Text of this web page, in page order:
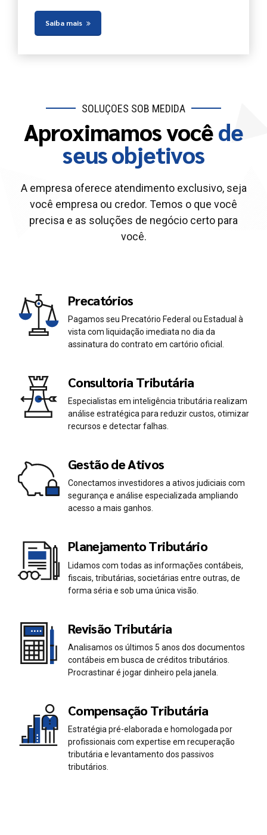
Saiba mais
SOLUÇÕES SOB MEDIDA
Aproximamos vocêde
seus objetivos
A empresa oferece atendimento exclusivo, seja
você empresa ou credor. Temos o que você
precisa e as soluções de negócio certo para
você.
Precatórios
Pagamos seu Precatório Federal ou Estadual à
vista com liquidação imediata no dia da
assinatura do contrato em cartório oficial.
Consultoria Tributária
Especialistas em inteligência tributária realizam
análise estratégica para reduzir custos, otimizar
recursos e detectar falhas.
Gestão de Ativos
Conectamos investidores a ativos judiciais com
segurança e análise especializada ampliando
acesso a mais ganhos.
Planejamento Tributário
Lidamos com todas as informações contábeis,
fiscais, tributárias, societárias entre outras, de
forma séria e sob uma única visão.
Revisão Tributária
Analisamos os últimos 5 anos dos documentos
contábeis em busca de créditos tributários.
Procrastinar é jogar dinheiro pela janela.
Compensação Tributária
Estratégia pré-elaborada e homologada por
profissionais com expertise em recuperação
tributária e levantamento dos passivos
tributários.
0
1
2
3
4
5
6
0
1
2
3
4
5
6